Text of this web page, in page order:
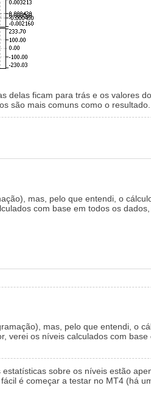
delas ficam para trás e os valores
são mais comuns como o resultado.
mas, pelo que entendi, o
com base em todos os dados,
mas, pelo que entendi, o
verei os níveis calculados com base
sobre os níveis estão
é começar a testar no MT4 (há